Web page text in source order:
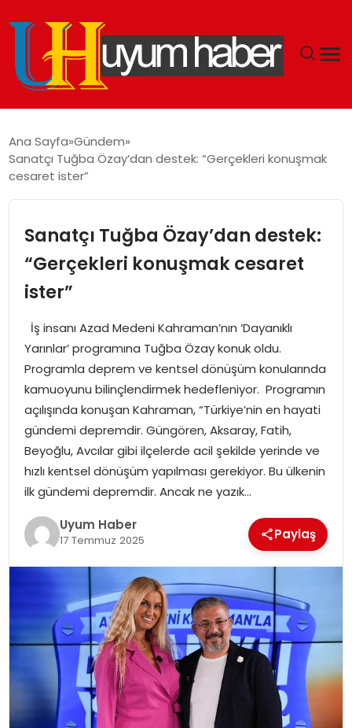
EKONOMI
SPOR
TEKNOLOJI
SAĞLIK
MAGAZIN
YAŞAM
Ana Sayfa Gündem
Sanatçı Tuğba Özay’dan destek: “Gerçekleri konuşmak
cesaret ister”
Sanatçı Tuğba Özay’dan destek:
“Gerçekleri konuşmak cesaret
ister”
İş insanı Azad Medeni Kahraman’nın ‘Dayanıklı
Yarınlar’ programına Tuğba Özay konuk oldu.
Programla deprem ve kentsel dönüşüm konularında
kamuoyunu bilinçlendirmek hedefleniyor. Programın
açılışında konuşan Kahraman, “Türkiye’nin en hayati
gündemi depremdir. Güngören, Aksaray, Fatih,
Beyoğlu, Avcılar gibi ilçelerde acil şekilde yerinde ve
hızlı kentsel dönüşüm yapılması gerekiyor. Bu ülkenin
ilk gündemi depremdir. Ancak ne yazık…
Uyum Haber
17 Temmuz 2025 Paylaş